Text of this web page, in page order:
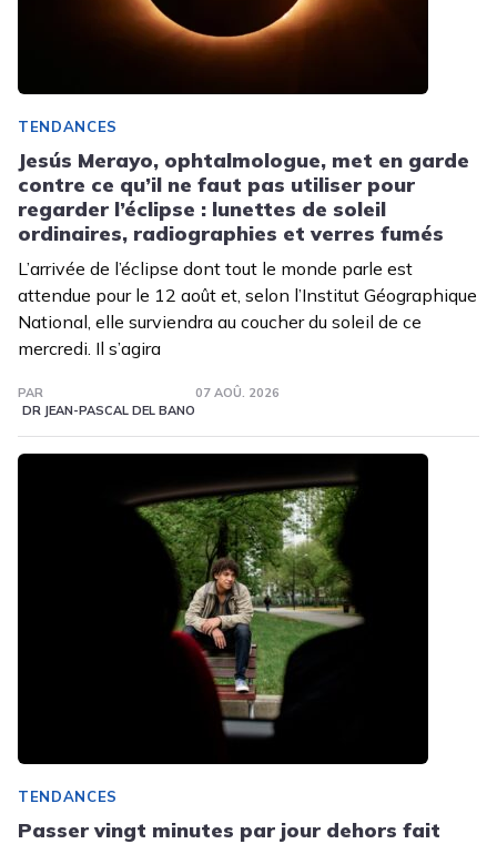
TENDANCES
Jesús Merayo, ophtalmologue, met en garde
contre ce qu’il ne faut pas utiliser pour
regarder l’éclipse : lunettes de soleil
ordinaires, radiographies et verres fumés
L’arrivée de l’éclipse dont tout le monde parle est
attendue pour le 12 août et, selon l’Institut Géographique
National, elle surviendra au coucher du soleil de ce
mercredi. Il s’agira
PAR
DR JEAN-PASCAL DEL BANO
07 AOÛ. 2026
TENDANCES
Passer vingt minutes par jour dehors fait